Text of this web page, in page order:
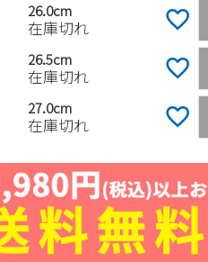
26.0cm
在庫切れ
26.5cm
在庫切れ
27.0cm
在庫切れ